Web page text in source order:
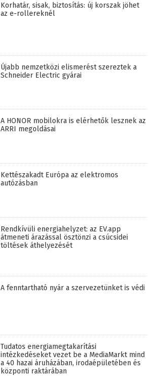
Korhatár, sisak, biztosítás: új korszak jöhet
az e-rollereknél
Újabb nemzetközi elismerést szereztek a
Schneider Electric gyárai
A HONOR mobilokra is elérhetők lesznek az
ARRI megoldásai
Kettészakadt Európa az elektromos
autózásban
Rendkívüli energiahelyzet: az EV.app
átmeneti árazással ösztönzi a csúcsidei
töltések áthelyezését
A fenntartható nyár a szervezetünket is védi
Tudatos energiamegtakarítási
intézkedéseket vezet be a MediaMarkt mind
a 40 hazai áruházában, irodaépületében és
központi raktárában